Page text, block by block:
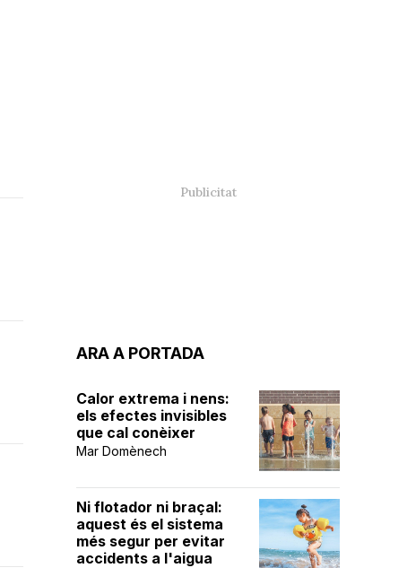
ARA A PORTADA
Calor extrema i nens:
els efectes invisibles
que cal conèixer
Mar Domènech
Ni flotador ni braçal:
aquest és el sistema
més segur per evitar
accidents a l'aigua